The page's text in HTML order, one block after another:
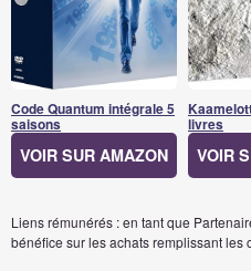
Code Quantum intégrale 5
saisons
VOIR SUR AMAZON
livres
VOIR
Liens rémunérés : en tant que
bénéfice sur les achats remplissant les